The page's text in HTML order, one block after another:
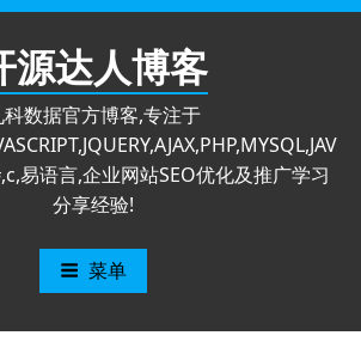
源达人博客
科数据官方博客,专注于
易语言,企业网站SEO优化及推广学习
分享经验!
菜单